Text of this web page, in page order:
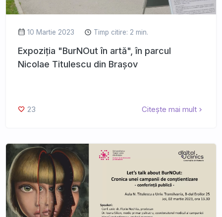
10 Martie 2023 Timp citire: 2 min.
Expoziția "BurNOut în artă", în parcul
Nicolae Titulescu din Brașov
23 Citește mai mult